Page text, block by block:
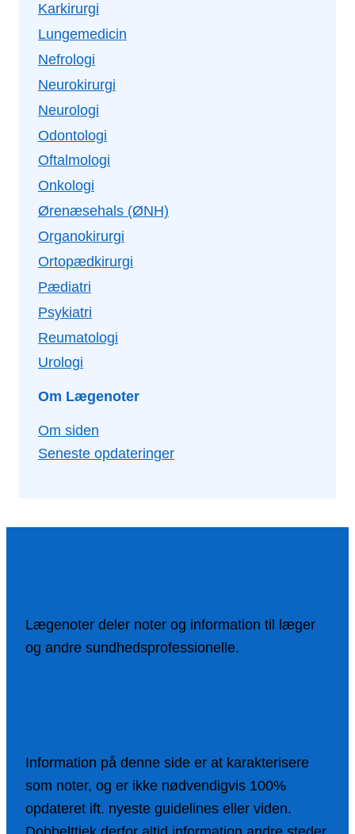
Karkirurgi
Lungemedicin
Nefrologi
Neurokirurgi
Neurologi
Odontologi
Oftalmologi
Onkologi
Ørenæsehals (ØNH)
Organokirurgi
Ortopædkirurgi
Pædiatri
Psykiatri
Reumatologi
Urologi
Om Lægenoter
Om siden
Seneste opdateringer
Lægenoter deler noter og information til læger
og andre sundhedsprofessionelle.
Information på denne side er at karakterisere
som noter, og er ikke nødvendigvis 100%
opdateret ift. nyeste guidelines eller viden.